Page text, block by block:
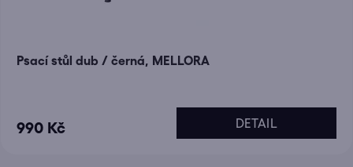
Psací stůl dub / černá, MELLORA
990 Kč DETAIL